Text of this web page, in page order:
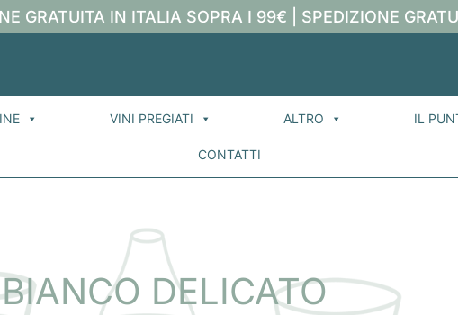
GRATUITA IN ITALIA SOPRA I 99€ | SPEDIZIONE
VINI PREGIATI ALTRO IL
CONTATTI
BIANCO DELICATO